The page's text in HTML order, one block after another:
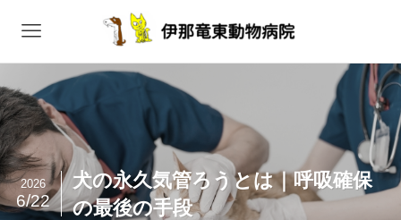
犬の永久気管ろうとは｜呼吸確保
の最後の手段
2026
6/22